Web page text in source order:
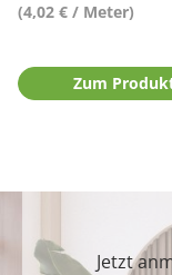
(4,02 € / Meter)
Zum
Jetzt